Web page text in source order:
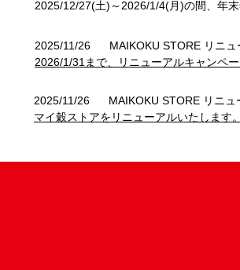
2025/12/27(土)～2026/1/4(月)の間、年末
2025/11/26 MAIKOKU STORE リニュ
2026/1/31まで、リニューアルキャンペ
2025/11/26 MAIKOKU STORE リニュ
マイ穀ストアをリニューアルいたします。